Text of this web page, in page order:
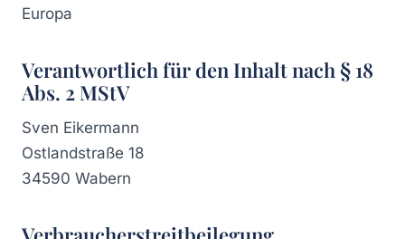
Europa
Verantwortlich für den Inhalt nach § 18
Abs. 2 MStV
Sven Eikermann
Ostlandstraße 18
34590 Wabern